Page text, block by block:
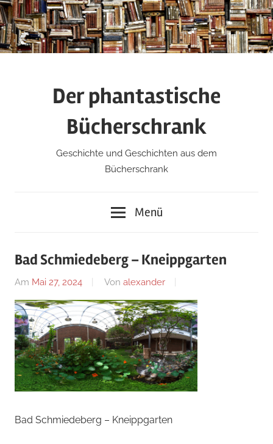
Zum
Inhalt
springen
Der phantastische
Bücherschrank
Geschichte und Geschichten aus dem
Bücherschrank
Menü
Bad Schmiedeberg – Kneippgarten
Am Mai 27, 2024 Von alexander
Bad Schmiedeberg – Kneippgarten